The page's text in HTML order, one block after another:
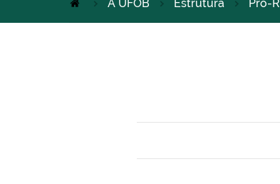
A UFOB Estrutura Pró-